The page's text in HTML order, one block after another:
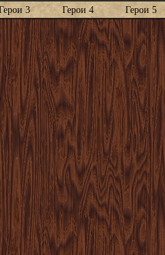
3 Герои 4 Герои 5